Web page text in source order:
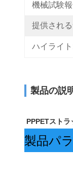
機械試験
提供され
ハイライ
製品の説
PPPETスト
製品パ